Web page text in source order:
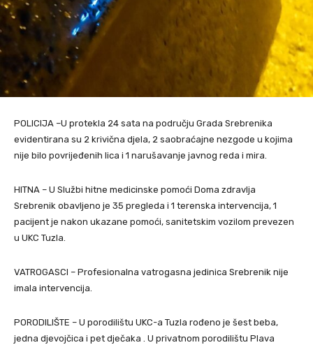
POLICIJA –U protekla 24 sata na području Grada Srebrenika
evidentirana su 2 krivična djela, 2 saobraćajne nezgode u kojima
nije bilo povrijeđenih lica i 1 narušavanje javnog reda i mira.
HITNA – U Službi hitne medicinske pomoći Doma zdravlja
Srebrenik obavljeno je 35 pregleda i 1 terenska intervencija, 1
pacijent je nakon ukazane pomoći, sanitetskim vozilom prevezen
u UKC Tuzla.
VATROGASCI – Profesionalna vatrogasna jedinica Srebrenik nije
imala intervencija.
PORODILIŠTE – U porodilištu UKC-a Tuzla rođeno je šest beba,
jedna djevojčica i pet dječaka . U privatnom porodilištu Plava